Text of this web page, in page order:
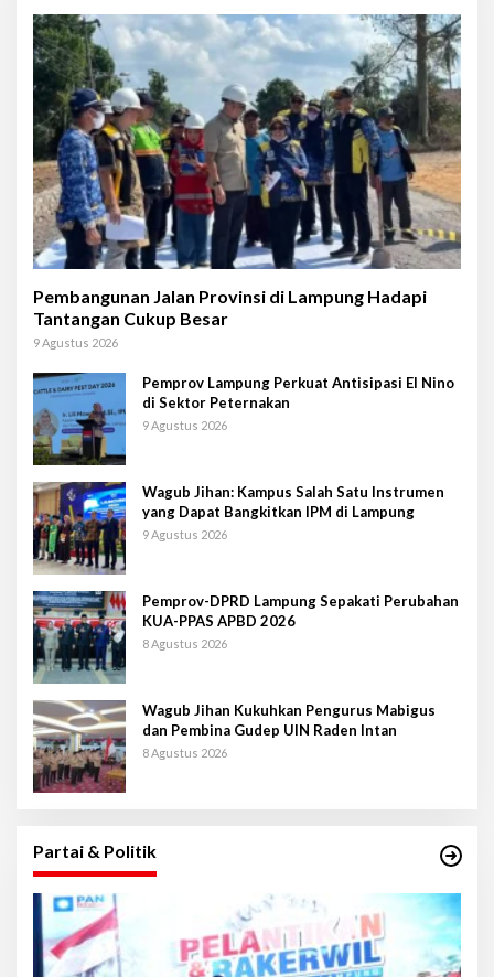
Pembangunan Jalan Provinsi di Lampung Hadapi
Tantangan Cukup Besar
9 Agustus 2026
Pemprov Lampung Perkuat Antisipasi El Nino
di Sektor Peternakan
9 Agustus 2026
Wagub Jihan: Kampus Salah Satu Instrumen
yang Dapat Bangkitkan IPM di Lampung
9 Agustus 2026
Pemprov-DPRD Lampung Sepakati Perubahan
KUA-PPAS APBD 2026
8 Agustus 2026
Wagub Jihan Kukuhkan Pengurus Mabigus
dan Pembina Gudep UIN Raden Intan
8 Agustus 2026
Partai & Politik